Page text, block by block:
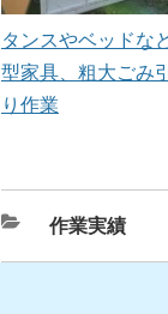
タンスやベッドな
型家具、粗大ごみ
り作業
カ
テ
作業実績